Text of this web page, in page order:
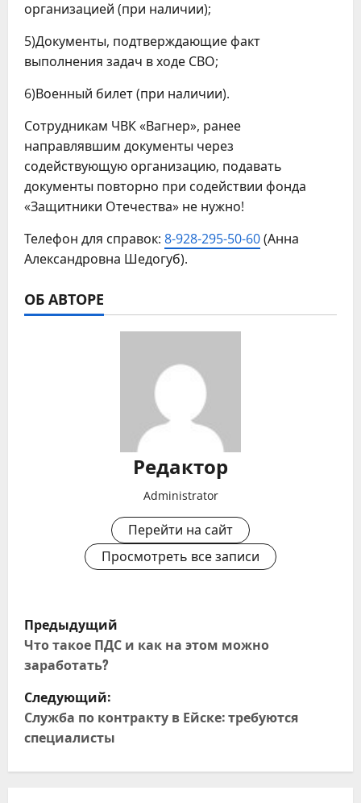
организацией (при наличии);
5)Документы, подтверждающие факт
выполнения задач в ходе СВО;
6)Военный билет (при наличии).
Сотрудникам ЧВК «Вагнер», ранее
направлявшим документы через
содействующую организацию, подавать
документы повторно при содействии фонда
«Защитники Отечества» не нужно!
Телефон для справок: 8-928-295-50-60(Анна
Александровна Шедогуб).
ОБ АВТОРЕ
Редактор
Administrator
Перейти на сайт
Просмотреть все записи
Н
а
в
и
г
Предыдущий
Что такое ПДС и как на этом можно
заработать?
Следующий:
Служба по контракту в Ейске: требуются
специалисты